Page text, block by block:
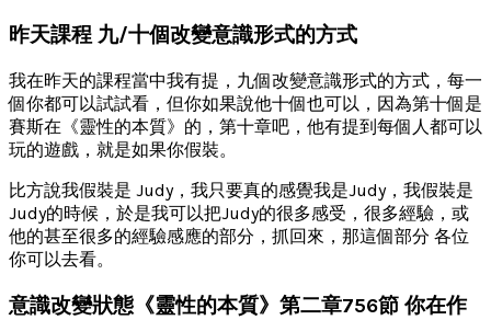
昨天課程 九/十個改變意識形式的方式
我在昨天的課程當中我有提，九個改變意識形式的方式，每一
個你都可以試試看，但你如果說他十個也可以，因為第十個是
賽斯在《靈性的本質》的，第十章吧，他有提到每個人都可以
玩的遊戲，就是如果你假裝。
比方說我假裝是 Judy，我只要真的感覺我是Judy，我假裝是
Judy的時候，於是我可以把Judy的很多感受，很多經驗，或
他的甚至很多的經驗感應的部分，抓回來，那這個部分 各位
你可以去看。
意識改變狀態《靈性的本質》第二章756節 你在作